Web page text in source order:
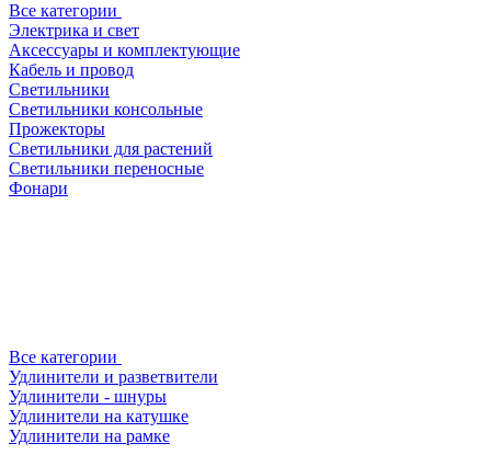
Все категории
Электрика и свет
Аксессуары и комплектующие
Кабель и провод
Светильники
Светильники консольные
Прожекторы
Светильники для растений
Светильники переносные
Фонари
Все категории
Удлинители и разветвители
Удлинители - шнуры
Удлинители на катушке
Удлинители на рамке